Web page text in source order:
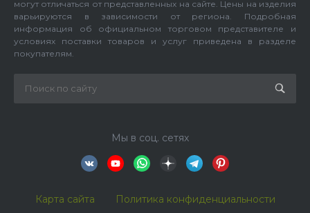
могут отличаться от представленных на сайте. Цены на изделия
варьируются в зависимости от региона. Подробная
информация об официальном торговом представителе и
условиях поставки товаров и услуг приведена в разделе
покупателям.
Мы в соц. сетях
Карта сайта Политика конфиденциальности